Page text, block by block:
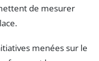
de mesurer
menées sur le